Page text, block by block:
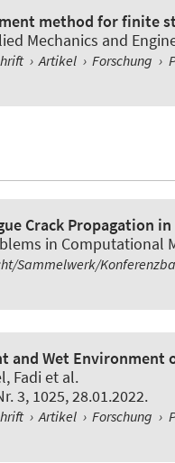
method for finite
Mechanics and
› Artikel › Forschung ›
Crack Propagation
in Computational
Sammelwerk/
and Wet
Fadi et al.
3, 1025, 28.01.2022.
› Artikel › Forschung ›